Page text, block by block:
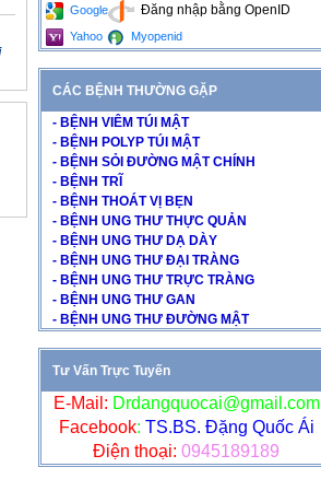
Đăng nhập bằng OpenID
Google
Yahoo
Myopenid
CÁC BỆNH THƯỜNG GẶP
- BỆNH VIÊM TÚI MẬT
- BỆNH POLYP TÚI MẬT
- BỆNH SỎI ĐƯỜNG MẬT CHÍNH
- BỆNH TRĨ
- BỆNH THOÁT VỊ BẸN
- BỆNH UNG THƯ THỰC QUẢN
- BỆNH UNG THƯ DẠ DÀY
- BỆNH UNG THƯ ĐẠI TRÀNG
- BỆNH UNG THƯ TRỰC TRÀNG
- BỆNH UNG THƯ GAN
- BỆNH UNG THƯ ĐƯỜNG MẬT
Tư Vấn Trực Tuyến
E-Mail: Drdangquocai@gmail.com
Facebook: TS.BS. Đặng Quốc Ái
Điện thoại: 0945189189